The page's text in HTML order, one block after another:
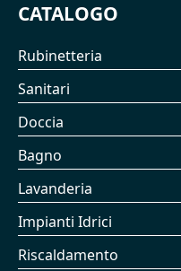
CATALOGO
Rubinetteria
Sanitari
Doccia
Bagno
Lavanderia
Impianti Idrici
Riscaldamento